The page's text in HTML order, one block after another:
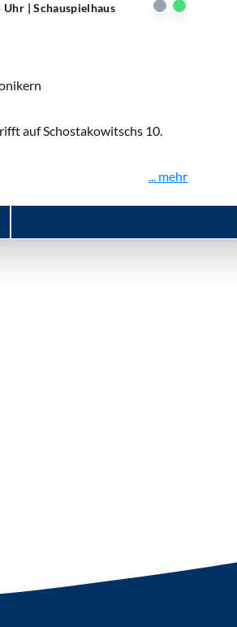
Uhr | Schauspielhaus
auf Schostakowitschs 10.
... mehr